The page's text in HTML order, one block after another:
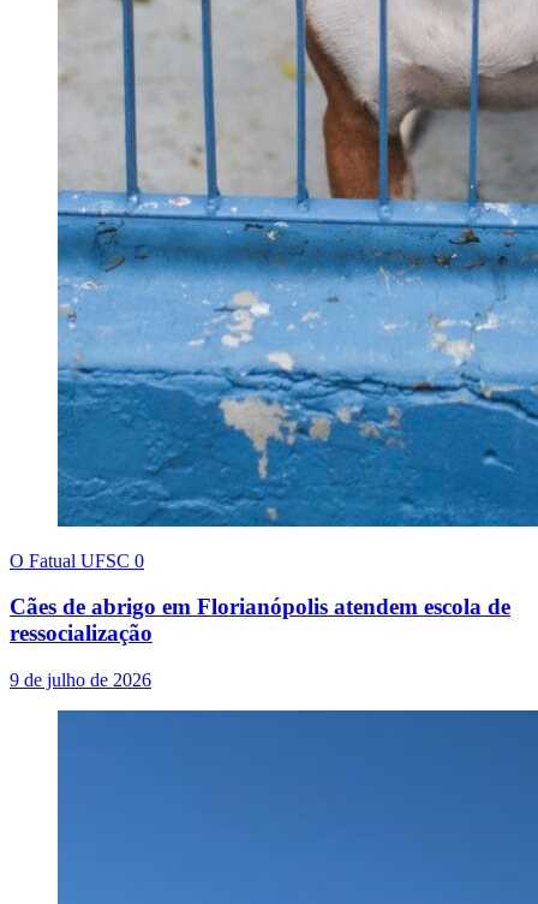
O Fatual UFSC 0
Cães de abrigo em Florianópolis atendem escola de
ressocialização
9 de julho de 2026